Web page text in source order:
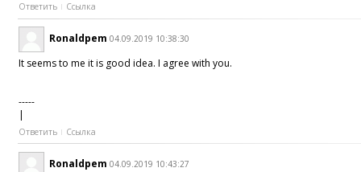
Ответить Ссылка
Ronaldpem 04.09.2019 10:38:30
It seems to me it is good idea. I agree with you.
-----
|
Ответить Ссылка
Ronaldpem 04.09.2019 10:43:27